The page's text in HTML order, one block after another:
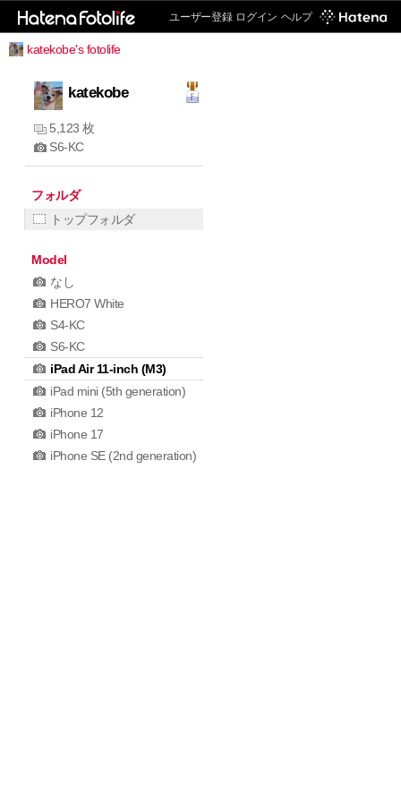
ユーザー登録 ログイン ヘルプ
katekobe's fotolife
katekobe
5,123 枚
S6-KC
フォルダ
トップフォルダ
Model
なし
HERO7 White
S4-KC
S6-KC
iPad Air 11-inch (M3)
iPad mini (5th generation)
iPhone 12
iPhone 17
iPhone SE (2nd generation)